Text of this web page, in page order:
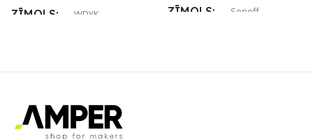
ZĪMOLS WDYK
Nē
ZĪMOLS Sonoff